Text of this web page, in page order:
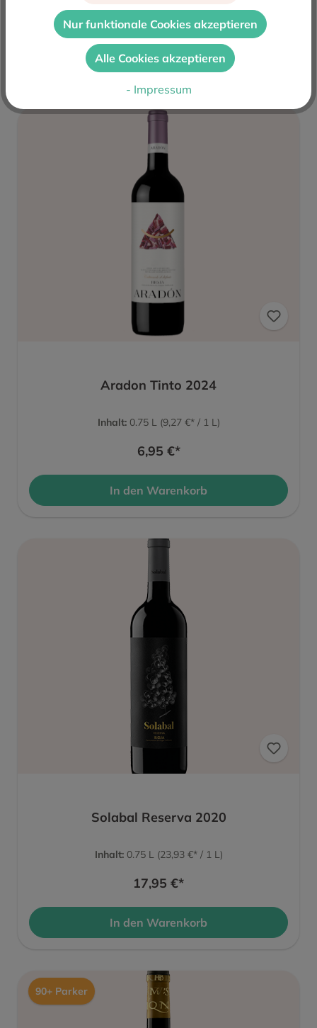
6,95 €*
In den Warenkorb
Aradon Tinto 2024
Inhalt: 0.75 L (9,27 €* / 1 L)
6,95 €*
In den Warenkorb
Solabal Reserva 2020
Inhalt: 0.75 L (23,93 €* / 1 L)
17,95 €*
In den Warenkorb
90+ Parker
Nur funktionale Cookies akzeptieren
Alle Cookies akzeptieren
- Impressum